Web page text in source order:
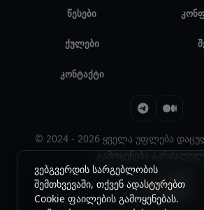
წესები
ქულები
კონტაქტი
© 2024 - 2026 ყველა უფლება
გამოყენება
ვებგვერდის სარგებლობის
შემთხვევაში, თქვენ ადასტურებთ
Cookie ფაილების გამოყენებას.